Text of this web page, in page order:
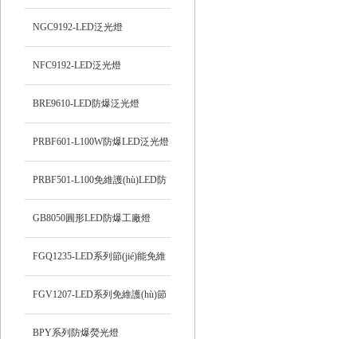
NGC9192-LED泛光燈
NFC9192-LED泛光燈
BRE9610-LED防爆泛光燈
PRBF601-L100W防爆LED泛光燈
PRBF501-L100免維護(hù)LED防
爆投光燈
GB8050圓形LED防爆工廠燈
FGQ1235-LED系列節(jié)能免維
護(hù)防爆投光燈
FGV1207-LED系列免維護(hù)節
(jié)能防爆燈
BPY系列防爆熒光燈